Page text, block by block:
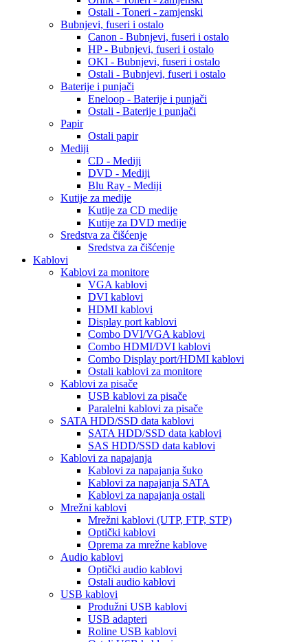
Ostali - Toneri - zamjenski
Bubnjevi, fuseri i ostalo
Canon - Bubnjevi, fuseri i ostalo
HP - Bubnjevi, fuseri i ostalo
OKI - Bubnjevi, fuseri i ostalo
Ostali - Bubnjevi, fuseri i ostalo
Baterije i punjači
Eneloop - Baterije i punjači
Ostali - Baterije i punjači
Papir
Ostali papir
Mediji
CD - Mediji
DVD - Mediji
Blu Ray - Mediji
Kutije za medije
Kutije za CD medije
Kutije za DVD medije
Sredstva za čišćenje
Sredstva za čišćenje
Kablovi
Kablovi za monitore
VGA kablovi
DVI kablovi
HDMI kablovi
Display port kablovi
Combo DVI/VGA kablovi
Combo HDMI/DVI kablovi
Combo Display port/HDMI kablovi
Ostali kablovi za monitore
Kablovi za pisače
USB kablovi za pisače
Paralelni kablovi za pisače
SATA HDD/SSD data kablovi
SATA HDD/SSD data kablovi
SAS HDD/SSD data kablovi
Kablovi za napajanja
Kablovi za napajanja šuko
Kablovi za napajanja SATA
Kablovi za napajanja ostali
Mrežni kablovi
Mrežni kablovi (UTP, FTP, STP)
Optički kablovi
Oprema za mrežne kablove
Audio kablovi
Optički audio kablovi
Ostali audio kablovi
USB kablovi
Produžni USB kablovi
USB adapteri
Roline USB kablovi